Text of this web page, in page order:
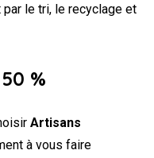
par le tri, le recyclage et
%
Artisans
à vous faire